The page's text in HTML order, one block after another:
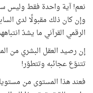
نعم! آية واحدة فقط وليس
وإن كان ذلك مقبولًا لدى
الرقمي القرآني ما يشدّ
إن رصيد العقل البشري من
تتنوّع عجائبه وتتطوّر!
فعند هذا المستوى من